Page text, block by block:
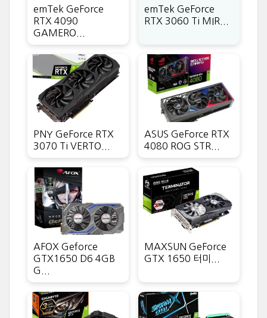
emTek GeForce
RTX 4090
GAMERO...
emTek GeForce
RTX 3060 Ti MIR...
PNY GeForce RTX
3070 Ti VERTO...
ASUS GeForce RTX
4080 ROG STR...
AFOX Geforce
GTX1650 D6 4GB
G...
MAXSUN GeForce
GTX 1650 터미...